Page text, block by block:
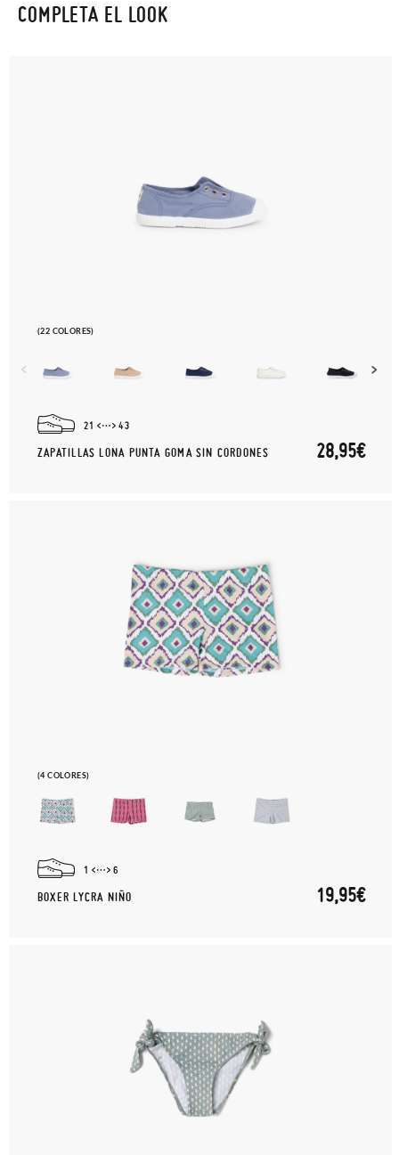
COMPLETA EL LOOK
(22 COLORES)
21 43
ZAPATILLAS LONA PUNTA GOMA SIN CORDONES 28,95€
(4 COLORES)
1 6
BOXER LYCRA NIÑO 19,95€